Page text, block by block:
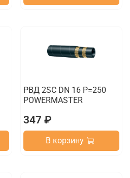
РВД 2SC DN 16 P=250
POWERMASTER
347 ₽
В корзину